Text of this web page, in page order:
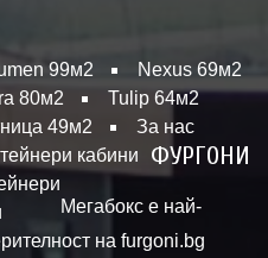
99м2
Nexus 69м2
80м2
Tulip 64м2
49м2
За нас
кабини
на furgoni.bg
ФУРГОНИ
Мегабокс е най-